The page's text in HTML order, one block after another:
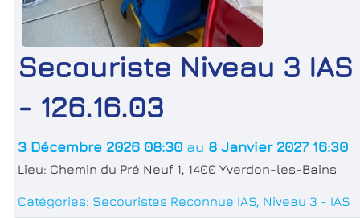
Secouriste Niveau 3 IAS
- 126.16.03
3 Décembre 2026 08:30 au 8 Janvier 2027 16:30
Lieu: Chemin du Pré Neuf 1, 1400 Yverdon-les-Bains
Catégories: Secouristes Reconnue IAS, Niveau 3 - IAS